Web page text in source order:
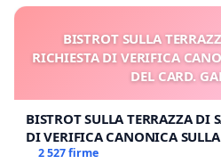
BISTROT SULLA
RICHIESTA DI VERIFICA
DEL CARD.
BISTROT SULLA TERRAZZA DI
DI VERIFICA CANONICA
GAMBETTI
2 527 firme